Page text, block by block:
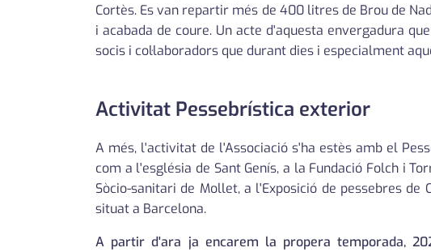
Cortès. Es van repartir més de 400 litres de Brou de
i acabada de coure. Un acte d'aquesta envergadura
socis i col·laboradors que durant dies i especialment
Activitat Pessebrística exterior
A més, l'activitat de l'Associació s'ha estès amb el
com a l'església de Sant Genís, a la Fundació Folch i
Sòcio-sanitari de Mollet, a l'Exposició de pessebres
situat a Barcelona.
A partir d'ara ja encarem la propera temporada,